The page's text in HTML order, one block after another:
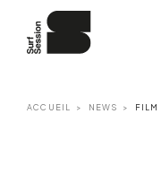
ACCUEIL NEWS FILM